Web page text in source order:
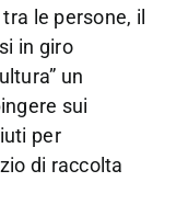
le persone, il
in giro
un
sui
per
di raccolta